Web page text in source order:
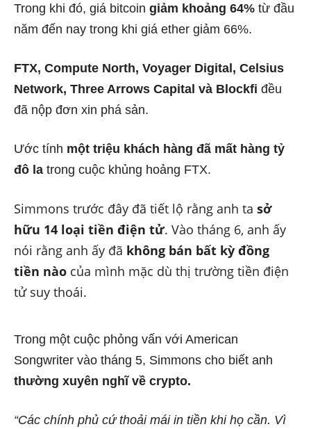
Trong khi đó, giá bitcoin giảm khoảng 64% từ đầu
năm đến nay trong khi giá ether giảm 66%.
FTX, Compute North, Voyager Digital, Celsius
Network, Three Arrows Capital và Blockfi đều
đã nộp đơn xin phá sản.
Ước tính một triệu khách hàng đã mất hàng tỷ
đô la trong cuộc khủng hoảng FTX.
Simmons trước đây đã tiết lộ rằng anh ta sở
hữu 14 loại tiền điện tử. Vào tháng 6, anh ấy
nói rằng anh ấy đã không bán bất kỳ đồng
tiền nào của mình mặc dù thị trường tiền điện
tử suy thoái.
Trong một cuộc phỏng vấn với American
Songwriter vào tháng 5, Simmons cho biết anh
thường xuyên nghĩ về crypto.
“Các chính phủ cứ thoải mái in tiền khi họ cần. Vì